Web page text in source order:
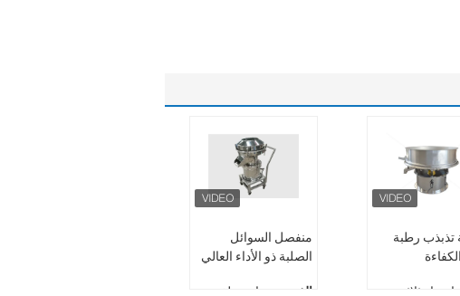
منفصل السوائل
الصلبة ذو الأداء العالي
الغرض: مناسبة لفحص
رطبة
اهتزاز ثلاثي